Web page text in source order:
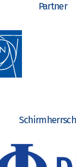
Partner